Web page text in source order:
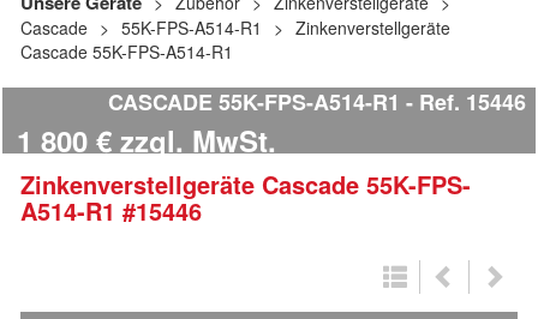
Cascade
55K-FPS-A514-R1
Zinkenverstellgeräte
Cascade 55K-FPS-A514-R1
CASCADE 55K-FPS-A514-R1 Ref. 15446
1 800 € zzgl. MwSt.
Zinkenverstellgeräte Cascade 55K-FPS-
A514-R1 #15446